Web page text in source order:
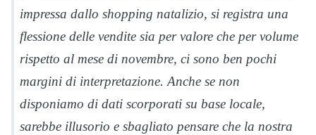
impressa dallo shopping natalizio, si registra una
flessione delle vendite sia per valore che per volume
rispetto al mese di novembre, ci sono ben pochi
margini di interpretazione. Anche se non
disponiamo di dati scorporati su base locale,
sarebbe illusorio e sbagliato pensare che la nostra